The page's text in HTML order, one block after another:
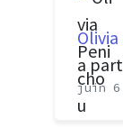
a
juin 6,